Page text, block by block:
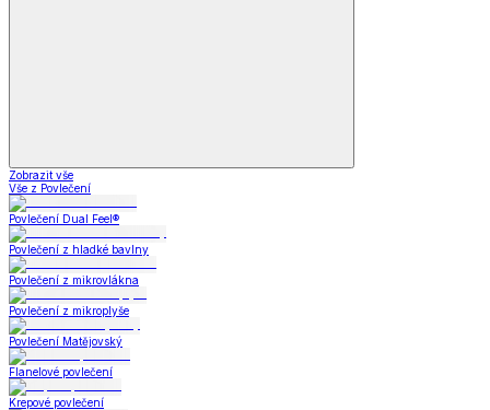
Zobrazit vše
Vše z Povlečení
Povlečení Dual Feel®
Povlečení z hladké bavlny
Povlečení z mikrovlákna
Povlečení z mikroplyše
Povlečení Matějovský
Flanelové povlečení
Krepové povlečení